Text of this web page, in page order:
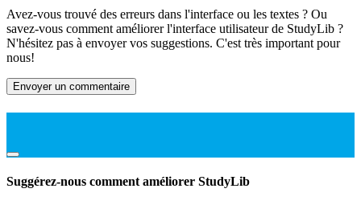
Avez-vous trouvé des erreurs dans l'interface ou les textes ? Ou
savez-vous comment améliorer l'interface utilisateur de StudyLib ?
N'hésitez pas à envoyer vos suggestions. C'est très important pour
nous!
Envoyer un commentaire
Suggérez-nous comment améliorer StudyLib